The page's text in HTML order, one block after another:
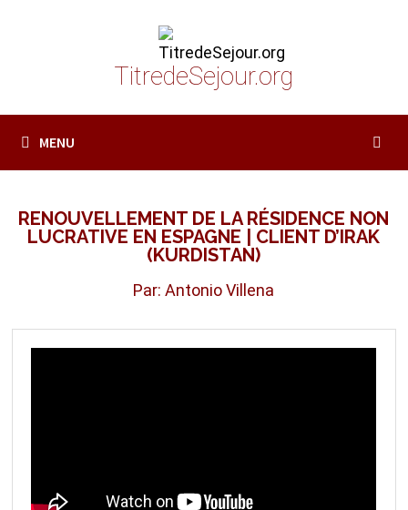
TitredeSejour.org
MENU
RENOUVELLEMENT DE LA RÉSIDENCE NON
LUCRATIVE EN ESPAGNE | CLIENT D’IRAK
(KURDISTAN)
Par: Antonio Villena